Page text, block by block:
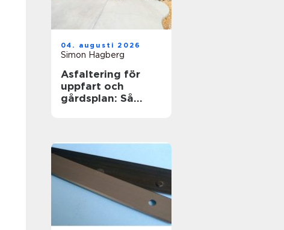
04. augusti 2026
Simon Hagberg
Asfaltering för
uppfart och
gårdsplan: Så